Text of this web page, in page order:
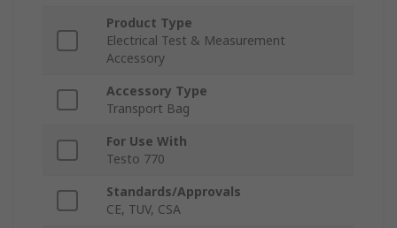
Product Type
Electrical Test & Measurement
Accessory
Accessory Type
Transport Bag
For Use With
Testo 770
Standards/Approvals
CE, TUV, CSA